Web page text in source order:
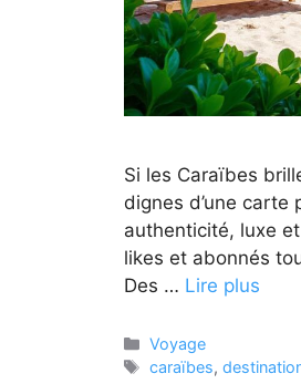
Si les Caraïbes
dignes d’une carte
authenticité, luxe
likes et abonnés
Des … Lire plus
Catégories
Voyage
Étiquettes
caraïbes,